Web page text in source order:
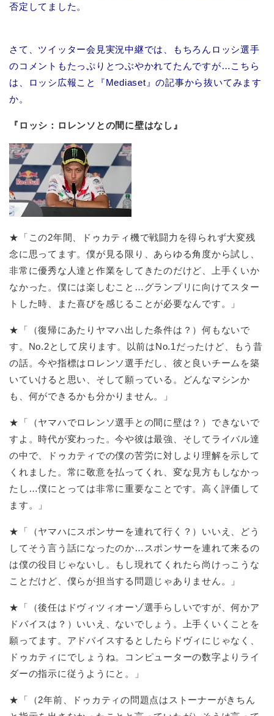
否定してました。
さて、ツイッター会見実況中継では、もちろんロッシ選手
のコメントもたっぷりとつぶやかれてたんですが…こちら
は、ロッシ広報こと『Mediaset』の記事から抜いてみます
か。
『ロッシ：ロレンソとの間に壁はなし』
★「この2年間、ドゥカティ機で戦闘力を得られず大変残
念に思ってます。僕が見る限り、あらゆる角度から試し、
非常に優秀な人達と作業をしてきたのだけど、上手くいか
なかった。僕には楽しむこと…グランプリに向けてスター
トした時、また喜びを感じることが必要なんです。」
★「（復帰にあたりヤマハ出した条件は？）何もないで
す。No.2として戻ります。以前はNo.1だったけど、もう昔
の話。今や指標はロレンソ選手だし、彼と良いチームを築
いていけると思い、そして願っている。どんなマシンか
も、何ができるかも分かりません。」
★「（ヤマハでロレンソ選手との間に壁は？）できないで
すよ。時代が変わった。今や彼は最強、そしてライバル達
の中で、ドゥカティでの僕の苦労に対しより理解を示して
くれました。常に敬意を払ってくれ、変な見方もしなかっ
たし…僕にとっては非常に重要なことです。高く評価して
ます。」
★「（ヤマハにスポンサーを連れて行く？）いいえ、どう
してそう言う話になったのか…スポンサーを連れて来るの
は僕の役目じゃないし。もし現れてくれたら尚けっこうな
ことだけど、僕らが担当する問題じゃありません。」
★「（後任はドヴィツィオーゾ選手らしいですが、何かア
ドバイスは？）いいえ、ないでしょう。上手くいくことを
願ってます。アドバイスするとしたらドヴィにじゃなく、
ドゥカティにでしょうね。コンピューターの数字よりライ
ダーの指示に従うようにと。」
★「（2年前、ドゥカティの問題点はストーナーがきちん